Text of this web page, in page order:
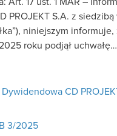
PROJEKT S.A. z siedzibą
niniejszym informuje,
roku podjął uchwałę…
CD
3/2025